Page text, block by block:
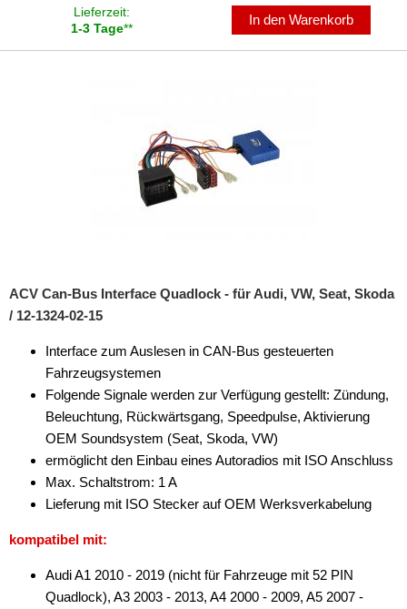
Cinch-Kabel
DAB+
Freisprechadapter
Frequenzweichen
Handyhalterungen
iPod
kabellos Laden
Lautsprecheradapter
Lautsprecherringe
Lieferzeit:
1-3 Tage**
In den Warenkorb
ACV Can-Bus Interface Quadlock - für Audi, VW, Seat, Skoda
/ 12-1324-02-15
Interface zum Auslesen in CAN-Bus gesteuerten
Fahrzeugsystemen
Folgende Signale werden zur Verfügung gestellt: Zündung,
Beleuchtung, Rückwärtsgang, Speedpulse, Aktivierung
OEM Soundsystem (Seat, Skoda, VW)
ermöglicht den Einbau eines Autoradios mit ISO Anschluss
Max. Schaltstrom: 1 A
Lieferung mit ISO Stecker auf OEM Werksverkabelung
kompatibel mit:
Audi A1 2010 - 2019 (nicht für Fahrzeuge mit 52 PIN
Quadlock), A3 2003 - 2013, A4 2000 - 2009, A5 2007 -